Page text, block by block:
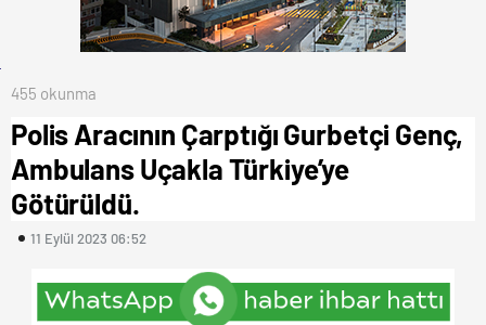
455 okunma
Polis Aracının Çarptığı Gurbetçi Genç,
Ambulans Uçakla Türkiye’ye
Götürüldü.
11 Eylül 2023 06:52